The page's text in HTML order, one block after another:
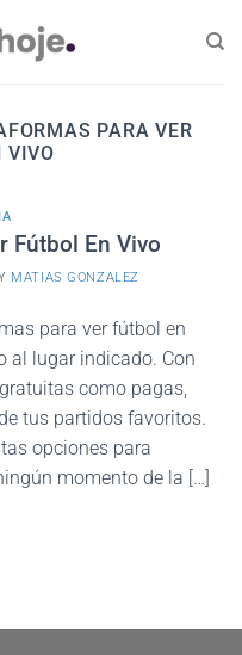
PARA VER
VIVO
Fútbol En Vivo
MATIAS GONZALEZ
para ver fútbol en
al lugar indicado. Con
como pagas,
tus partidos favoritos.
opciones para
momento de la […]